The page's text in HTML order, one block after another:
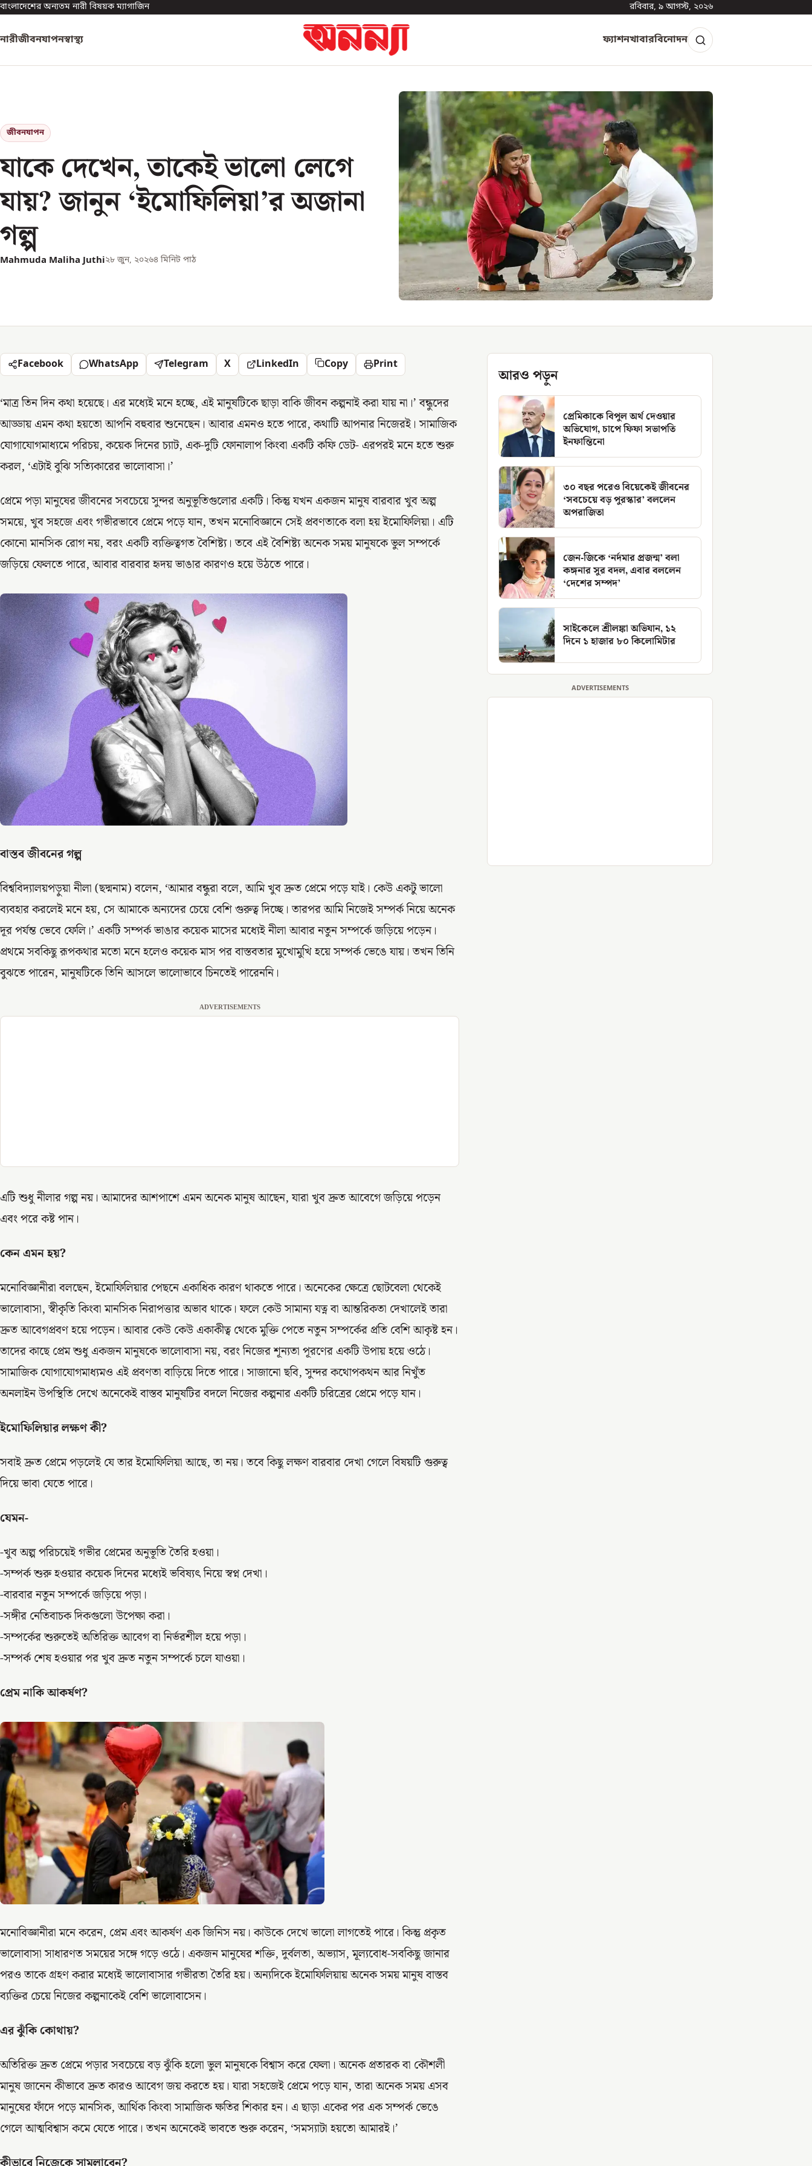
বাংলাদেশের অন্যতম নারী বিষয়ক ম্যাগাজিন রবিবার, ৯ আগস্ট, ২০২৬
নারীজীবনযাপনস্বাস্থ্য ফ্যাশনখাবারবিনোদন
জীবনযাপন
যাকে দেখেন, তাকেই ভালো লেগে
যায়? জানুন ‘ইমোফিলিয়া’র অজানা
গল্প
Mahmuda Maliha Juthi২৮ জুন, ২০২৬৪ মিনিট পাঠ
Facebook WhatsApp Telegram X LinkedIn Copy Print
‘মাত্র তিন দিন কথা হয়েছে। এর মধ্যেই মনে হচ্ছে, এই মানুষটিকে ছাড়া বাকি জীবন কল্পনাই করা যায় না।’ বন্ধুদের
আড্ডায় এমন কথা হয়তো আপনি বহুবার শুনেছেন। আবার এমনও হতে পারে, কথাটি আপনার নিজেরই। সামাজিক
যোগাযোগমাধ্যমে পরিচয়, কয়েক দিনের চ্যাট, এক-দুটি ফোনালাপ কিংবা একটি কফি ডেট- এরপরই মনে হতে শুরু
করল, ‘এটাই বুঝি সত্যিকারের ভালোবাসা।’
প্রেমে পড়া মানুষের জীবনের সবচেয়ে সুন্দর অনুভূতিগুলোর একটি। কিন্তু যখন একজন মানুষ বারবার খুব অল্প
সময়ে, খুব সহজে এবং গভীরভাবে প্রেমে পড়ে যান, তখন মনোবিজ্ঞানে সেই প্রবণতাকে বলা হয় ইমোফিলিয়া। এটি
কোনো মানসিক রোগ নয়, বরং একটি ব্যক্তিত্বগত বৈশিষ্ট্য। তবে এই বৈশিষ্ট্য অনেক সময় মানুষকে ভুল সম্পর্কে
জড়িয়ে ফেলতে পারে, আবার বারবার হৃদয় ভাঙার কারণও হয়ে উঠতে পারে।
বাস্তব জীবনের গল্প
বিশ্ববিদ্যালয়পড়ুয়া নীলা (ছদ্মনাম) বলেন, ‘আমার বন্ধুরা বলে, আমি খুব দ্রুত প্রেমে পড়ে যাই। কেউ একটু ভালো
ব্যবহার করলেই মনে হয়, সে আমাকে অন্যদের চেয়ে বেশি গুরুত্ব দিচ্ছে। তারপর আমি নিজেই সম্পর্ক নিয়ে অনেক
দূর পর্যন্ত ভেবে ফেলি।’ একটি সম্পর্ক ভাঙার কয়েক মাসের মধ্যেই নীলা আবার নতুন সম্পর্কে জড়িয়ে পড়েন।
প্রথমে সবকিছু রূপকথার মতো মনে হলেও কয়েক মাস পর বাস্তবতার মুখোমুখি হয়ে সম্পর্ক ভেঙে যায়। তখন তিনি
বুঝতে পারেন, মানুষটিকে তিনি আসলে ভালোভাবে চিনতেই পারেননি।
ADVERTISEMENTS
এটি শুধু নীলার গল্প নয়। আমাদের আশপাশে এমন অনেক মানুষ আছেন, যারা খুব দ্রুত আবেগে জড়িয়ে পড়েন
এবং পরে কষ্ট পান।
কেন এমন হয়?
মনোবিজ্ঞানীরা বলছেন, ইমোফিলিয়ার পেছনে একাধিক কারণ থাকতে পারে। অনেকের ক্ষেত্রে ছোটবেলা থেকেই
ভালোবাসা, স্বীকৃতি কিংবা মানসিক নিরাপত্তার অভাব থাকে। ফলে কেউ সামান্য যত্ন বা আন্তরিকতা দেখালেই তারা
দ্রুত আবেগপ্রবণ হয়ে পড়েন। আবার কেউ কেউ একাকীত্ব থেকে মুক্তি পেতে নতুন সম্পর্কের প্রতি বেশি আকৃষ্ট হন।
তাদের কাছে প্রেম শুধু একজন মানুষকে ভালোবাসা নয়, বরং নিজের শূন্যতা পূরণের একটি উপায় হয়ে ওঠে।
সামাজিক যোগাযোগমাধ্যমও এই প্রবণতা বাড়িয়ে দিতে পারে। সাজানো ছবি, সুন্দর কথোপকথন আর নিখুঁত
অনলাইন উপস্থিতি দেখে অনেকেই বাস্তব মানুষটির বদলে নিজের কল্পনার একটি চরিত্রের প্রেমে পড়ে যান।
ইমোফিলিয়ার লক্ষণ কী?
সবাই দ্রুত প্রেমে পড়লেই যে তার ইমোফিলিয়া আছে, তা নয়। তবে কিছু লক্ষণ বারবার দেখা গেলে বিষয়টি গুরুত্ব
দিয়ে ভাবা যেতে পারে।
যেমন-
-খুব অল্প পরিচয়েই গভীর প্রেমের অনুভূতি তৈরি হওয়া।
-সম্পর্ক শুরু হওয়ার কয়েক দিনের মধ্যেই ভবিষ্যৎ নিয়ে স্বপ্ন দেখা।
-বারবার নতুন সম্পর্কে জড়িয়ে পড়া।
-সঙ্গীর নেতিবাচক দিকগুলো উপেক্ষা করা।
-সম্পর্কের শুরুতেই অতিরিক্ত আবেগ বা নির্ভরশীল হয়ে পড়া।
-সম্পর্ক শেষ হওয়ার পর খুব দ্রুত নতুন সম্পর্কে চলে যাওয়া।
প্রেম নাকি আকর্ষণ?
মনোবিজ্ঞানীরা মনে করেন, প্রেম এবং আকর্ষণ এক জিনিস নয়। কাউকে দেখে ভালো লাগতেই পারে। কিন্তু প্রকৃত
ভালোবাসা সাধারণত সময়ের সঙ্গে গড়ে ওঠে। একজন মানুষের শক্তি, দুর্বলতা, অভ্যাস, মূল্যবোধ-সবকিছু জানার
পরও তাকে গ্রহণ করার মধ্যেই ভালোবাসার গভীরতা তৈরি হয়। অন্যদিকে ইমোফিলিয়ায় অনেক সময় মানুষ বাস্তব
ব্যক্তির চেয়ে নিজের কল্পনাকেই বেশি ভালোবাসেন।
এর ঝুঁকি কোথায়?
অতিরিক্ত দ্রুত প্রেমে পড়ার সবচেয়ে বড় ঝুঁকি হলো ভুল মানুষকে বিশ্বাস করে ফেলা। অনেক প্রতারক বা কৌশলী
মানুষ জানেন কীভাবে দ্রুত কারও আবেগ জয় করতে হয়। যারা সহজেই প্রেমে পড়ে যান, তারা অনেক সময় এসব
মানুষের ফাঁদে পড়ে মানসিক, আর্থিক কিংবা সামাজিক ক্ষতির শিকার হন। এ ছাড়া একের পর এক সম্পর্ক ভেঙে
গেলে আত্মবিশ্বাস কমে যেতে পারে। তখন অনেকেই ভাবতে শুরু করেন, ‘সমস্যাটা হয়তো আমারই।’
আরও পড়ুন
প্রেমিকাকে বিপুল অর্থ দেওয়ার
অভিযোগ, চাপে ফিফা সভাপতি
ইনফান্তিনো
৩০ বছর পরেও বিয়েকেই জীবনের
‘সবচেয়ে বড় পুরস্কার’ বললেন
অপরাজিতা
জেন-জিকে ‘নর্দমার প্রজন্ম’ বলা
কঙ্গনার সুর বদল, এবার বললেন
‘দেশের সম্পদ’
সাইকেলে শ্রীলঙ্কা অভিযান, ১২
দিনে ১ হাজার ৮০ কিলোমিটার
ADVERTISEMENTS